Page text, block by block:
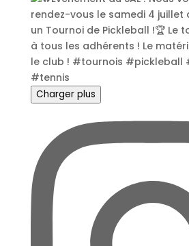
Charger plus